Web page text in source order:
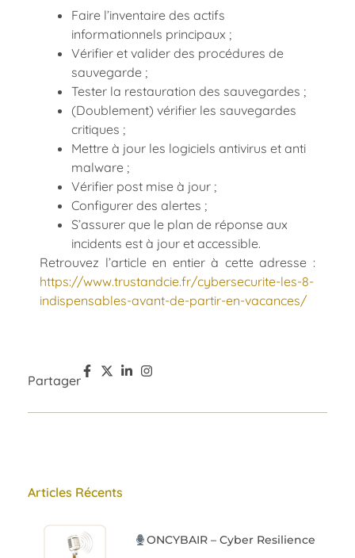
Faire l’inventaire des actifs
informationnels principaux ;
Vérifier et valider des procédures de
sauvegarde ;
Tester la restauration des sauvegardes ;
(Doublement) vérifier les sauvegardes
critiques ;
Mettre à jour les logiciels antivirus et anti
malware ;
Vérifier post mise à jour ;
Configurer des alertes ;
S’assurer que le plan de réponse aux
incidents est à jour et accessible.
Retrouvez l’article en entier à cette adresse :
https://www.trustandcie.fr/cybersecurite-les-8-
indispensables-avant-de-partir-en-vacances/
Partager
Articles Récents
ONCYBAIR – Cyber Resilience